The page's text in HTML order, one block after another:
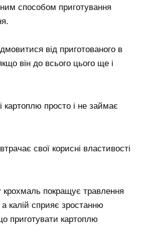
способом приготування
від приготованого в
він до всього цього ще і
картоплю просто і не займає
свої корисні властивості
крохмаль покращує травлення
калій сприяє зростанню
приготувати картоплю